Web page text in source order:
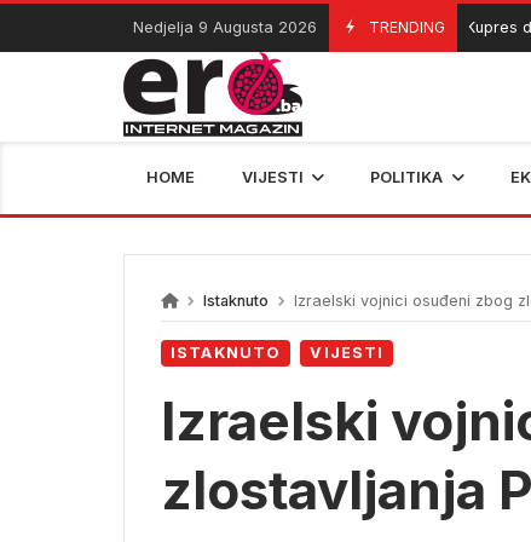
Skip
content
Nedjelja 9 Augusta 2026 TRENDING
09/08/2026 Kupres dobija
HOME VIJESTI POLITIKA
Istaknuto Izraelski vojnici osuđeni zbog
ISTAKNUTO VIJESTI
Izraelski
zlostavljanja